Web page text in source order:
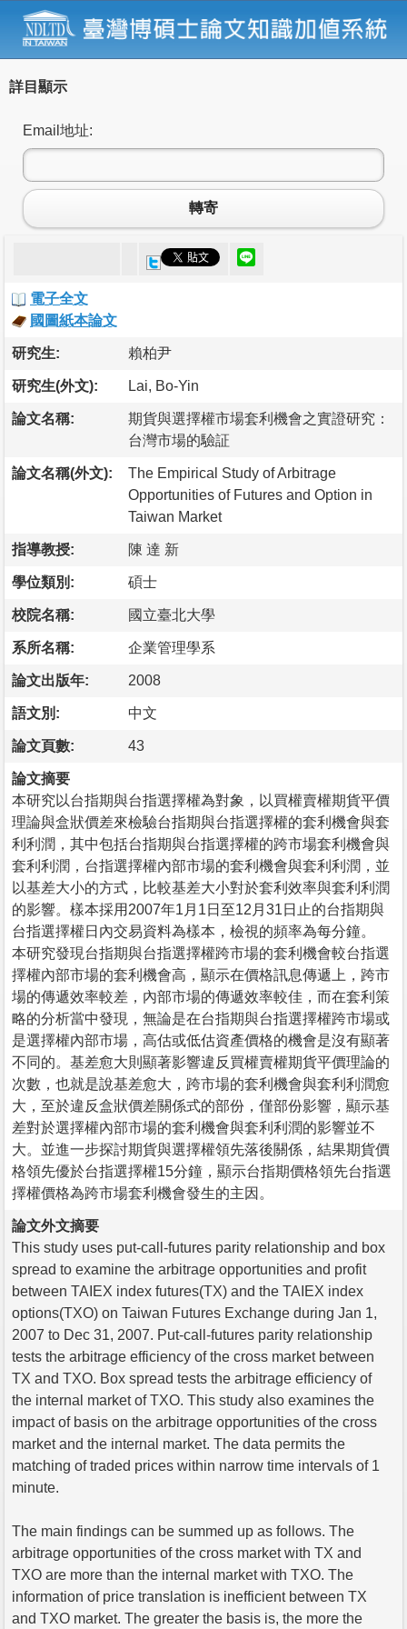
詳目顯示
Email地址:
轉寄
電子全文
國圖紙本論文
研究生: 賴柏尹
研究生(外文): Lai, Bo-Yin
論文名稱:
期貨與選擇權市場套利機會之實證研究：
台灣市場的驗証
論文名稱(外文):
The Empirical Study of Arbitrage
Opportunities of Futures and Option in
Taiwan Market
指導教授: 陳 達 新
學位類別: 碩士
校院名稱: 國立臺北大學
系所名稱: 企業管理學系
論文出版年: 2008
語文別: 中文
論文頁數: 43
論文摘要
本研究以台指期與台指選擇權為對象，以買權賣權期貨平價
理論與盒狀價差來檢驗台指期與台指選擇權的套利機會與套
利利潤，其中包括台指期與台指選擇權的跨市場套利機會與
套利利潤，台指選擇權內部市場的套利機會與套利利潤，並
以基差大小的方式，比較基差大小對於套利效率與套利利潤
的影響。樣本採用2007年1月1日至12月31日止的台指期與
台指選擇權日內交易資料為樣本，檢視的頻率為每分鐘。
本研究發現台指期與台指選擇權跨市場的套利機會較台指選
擇權內部市場的套利機會高，顯示在價格訊息傳遞上，跨市
場的傳遞效率較差，內部市場的傳遞效率較佳，而在套利策
略的分析當中發現，無論是在台指期與台指選擇權跨市場或
是選擇權內部市場，高估或低估資產價格的機會是沒有顯著
不同的。基差愈大則顯著影響違反買權賣權期貨平價理論的
次數，也就是說基差愈大，跨市場的套利機會與套利利潤愈
大，至於違反盒狀價差關係式的部份，僅部份影響，顯示基
差對於選擇權內部市場的套利機會與套利利潤的影響並不
大。並進一步探討期貨與選擇權領先落後關係，結果期貨價
格領先優於台指選擇權15分鐘，顯示台指期價格領先台指選
擇權價格為跨市場套利機會發生的主因。
論文外文摘要
This study uses put-call-futures parity relationship and box
spread to examine the arbitrage opportunities and profit
between TAIEX index futures(TX) and the TAIEX index
options(TXO) on Taiwan Futures Exchange during Jan 1,
2007 to Dec 31, 2007. Put-call-futures parity relationship
tests the arbitrage efficiency of the cross market between
TX and TXO. Box spread tests the arbitrage efficiency of
the internal market of TXO. This study also examines the
impact of basis on the arbitrage opportunities of the cross
market and the internal market. The data permits the
matching of traded prices within narrow time intervals of 1
minute.
The main findings can be summed up as follows. The
arbitrage opportunities of the cross market with TX and
TXO are more than the internal market with TXO. The
information of price translation is inefficient between TX
and TXO market. The greater the basis is, the more the